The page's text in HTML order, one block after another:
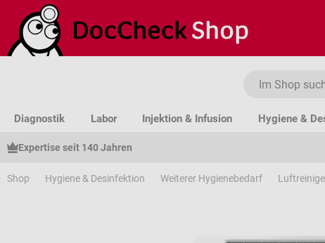
Hauptinhalt springen
Zur Suche springen
Zur Hauptnavigation springen
Diagnostik Labor Injektion & Infusion Hygiene &
Expertise seit 140 Jahren
Shop Hygiene & Desinfektion Weiterer Hygienebedarf